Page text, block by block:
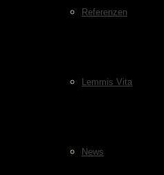
Referenzen
Lemmis Vita
News